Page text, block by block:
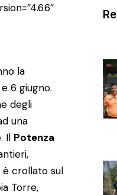
la
6 giugno.
degli
una
Il Potenza
è crollato sul
Torre,